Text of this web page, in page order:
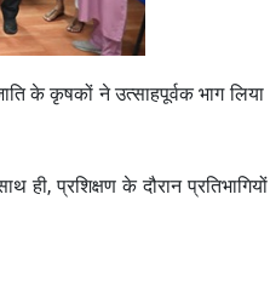
के कृषकों ने उत्साहपूर्वक भाग
प्रशिक्षण के दौरान प्रतिभागियों